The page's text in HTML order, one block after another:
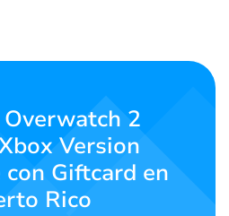
2
Version
Giftcard en
Rico